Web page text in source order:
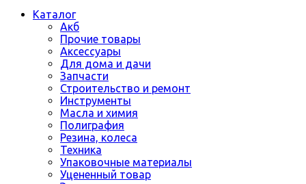
Каталог
Акб
Прочие товары
Аксессуары
Для дома и дачи
Запчасти
Строительство и ремонт
Инструменты
Масла и химия
Полиграфия
Резина, колеса
Техника
Упаковочные материалы
Уцененный товар